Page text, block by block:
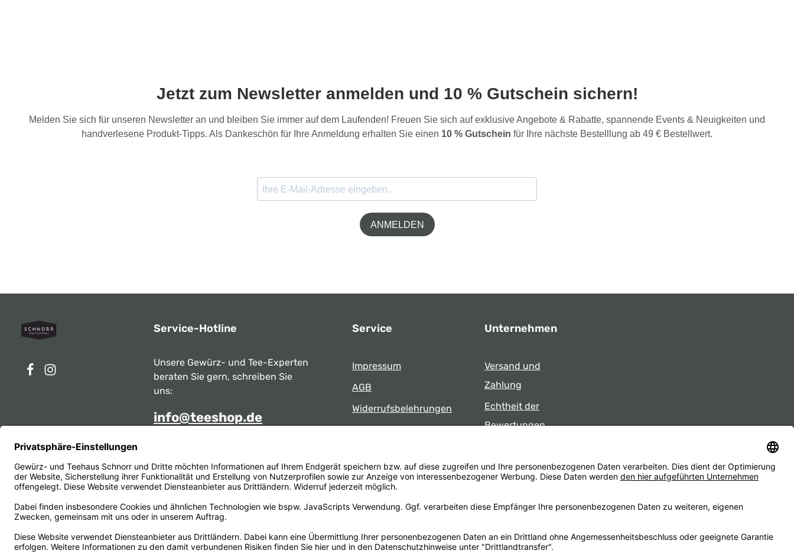
Jetzt zum Newsletter anmelden und 10 % Gutschein sichern!
Melden Sie sich für unseren Newsletter an und bleiben Sie immer auf dem Laufenden! Freuen Sie sich auf exklusive Angebote & Rabatte, spannende Events & Neuigkeiten und
handverlesene Produkt-Tipps. Als Dankeschön für Ihre Anmeldung erhalten Sie einen 10 % Gutschein für Ihre nächste Bestelllung ab 49 € Bestellwert.
ANMELDEN
Service-Hotline
Unsere Gewürz- und Tee-Experten
beraten Sie gern, schreiben Sie
uns:
info@teeshop.de
Mo - Sa zwischen 10:00 - 17:00 Uhr
unter:
Service
Impressum
AGB
Widerrufsbelehrungen
Datenschutz
Unternehmen
Versand und
Zahlung
Echtheit der
Bewertungen
Laden